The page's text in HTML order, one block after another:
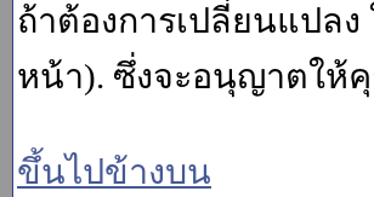
ถ้าต้องการเปลี่ยนแปล
หน้า). ซึ่งจะอนุญาตให้
ขึ้นไปข้างบน